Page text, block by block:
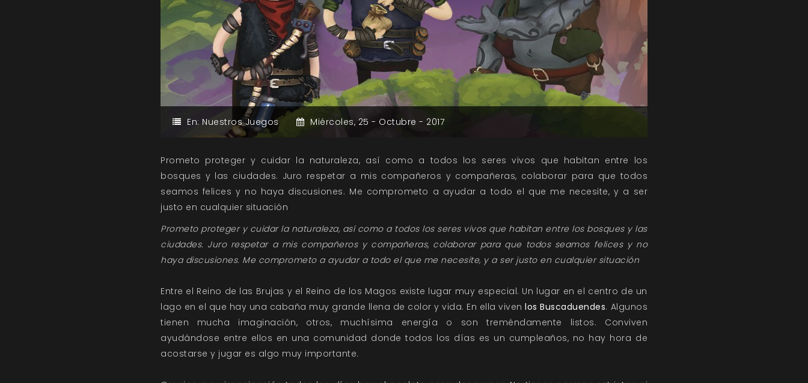
En: Nuestros Juegos Miércoles, 25 - Octubre - 2017
Prometo proteger y cuidar la naturaleza, así como a todos los seres vivos que habitan entre los
bosques y las ciudades. Juro respetar a mis compañeros y compañeras, colaborar para que todos
seamos felices y no haya discusiones. Me comprometo a ayudar a todo el que me necesite, y a ser
justo en cualquier situación
Prometo proteger y cuidar la naturaleza, así como a todos los seres vivos que habitan entre los bosques y las
ciudades. Juro respetar a mis compañeros y compañeras, colaborar para que todos seamos felices y no
haya discusiones. Me comprometo a ayudar a todo el que me necesite, y a ser justo en cualquier situación
Entre el Reino de las Brujas y el Reino de los Magos existe lugar muy especial. Un lugar en el centro de un
lago en el que hay una cabaña muy grande llena de color y vida. En ella vivenlos Buscaduendes. Algunos
tienen mucha imaginación, otros, muchísima energía o son treméndamente listos. Conviven
ayudándose entre ellos en una comunidad donde todos los días es un cumpleaños, no hay hora de
acostarse y jugar es algo muy importante.